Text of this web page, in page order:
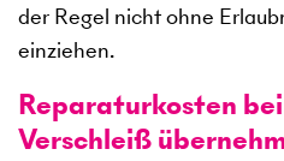
der Regel nicht ohne
einziehen.
Reparaturkosten
Verschleiß